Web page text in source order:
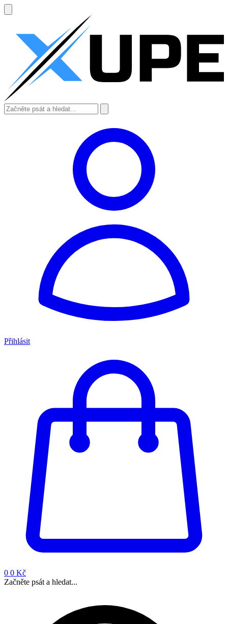
Přihlásit
0 0 Kč
Začněte psát a hledat...